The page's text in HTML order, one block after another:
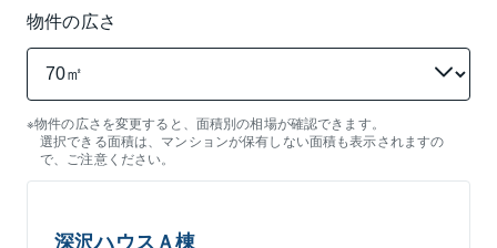
物件の広さ
物件の広さを変更すると、面積別の相場が確認できます。
選択できる面積は、マンションが保有しない面積も表示されますの
で、ご注意ください。
深沢ハウスＡ棟